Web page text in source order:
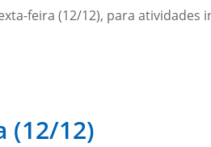
feira (12/12), para atividades
(12/12)